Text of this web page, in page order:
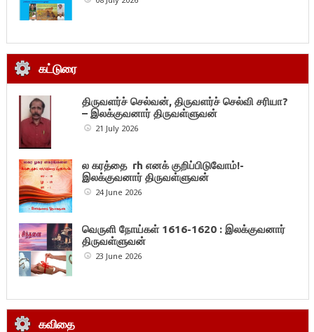
கட்டுரை
திருவளர்ச் செல்வன், திருவளர்ச் செல்வி சரியா?
– இலக்குவனார் திருவள்ளுவன்
21 July 2026
ல கரத்தை rh எனக் குறிப்பிடுவோம்!-
இலக்குவனார் திருவள்ளுவன்
24 June 2026
வெருளி நோய்கள் 1616-1620 : இலக்குவனார்
திருவள்ளுவன்
23 June 2026
கவிதை